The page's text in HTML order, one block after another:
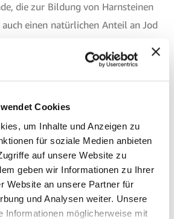
Cookies
um Inhalte und Anzeigen zu
für soziale Medien anbieten
auf unsere Website zu
geben wir Informationen zu Ihrer
Website an unsere Partner für
und Analysen weiter. Unsere
Informationen möglicherweise mit
die zur Bildung von Harnsteinen
einen natürlichen Anteil an Jod
mit dem Tierarzt oder
dem Futter zugeben. Hunde
/ kg Körpergewicht.